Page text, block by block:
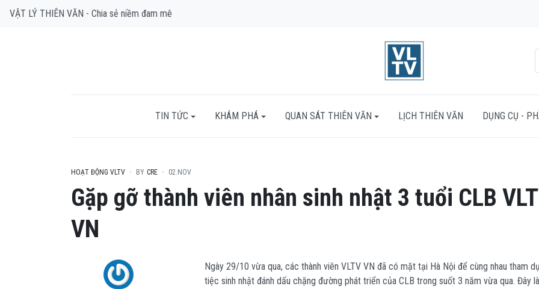
VẬT LÝ THIÊN VĂN - Chia sẻ niềm đam mê
TIN TỨC KHÁM PHÁ QUAN SÁT THIÊN VĂN LỊCH THIÊN VĂN DỤNG CỤ -
HOẠT ĐỘNG VLTV BY CRE 02.NOV
Gặp gỡ thành viên nhân sinh nhật 3 tuổi CLB
VN
Ngày 29/10 vừa qua, các thành viên VLTV VN đã có mặt tại Hà Nội để cùng nhau tham
tiệc sinh nhật đánh dấu chặng đường phát triển của CLB trong suốt 3 năm vừa qua. Đây